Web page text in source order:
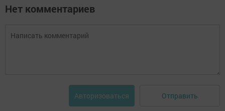
Нет комментариев
Авторизоваться Отправить